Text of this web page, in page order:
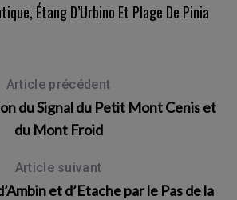
Étang D’Urbino Et Plage De Pinia
Article précédent
du Signal du Petit Mont Cenis et
du Mont Froid
Article suivant
et d’Etache par le Pas de la